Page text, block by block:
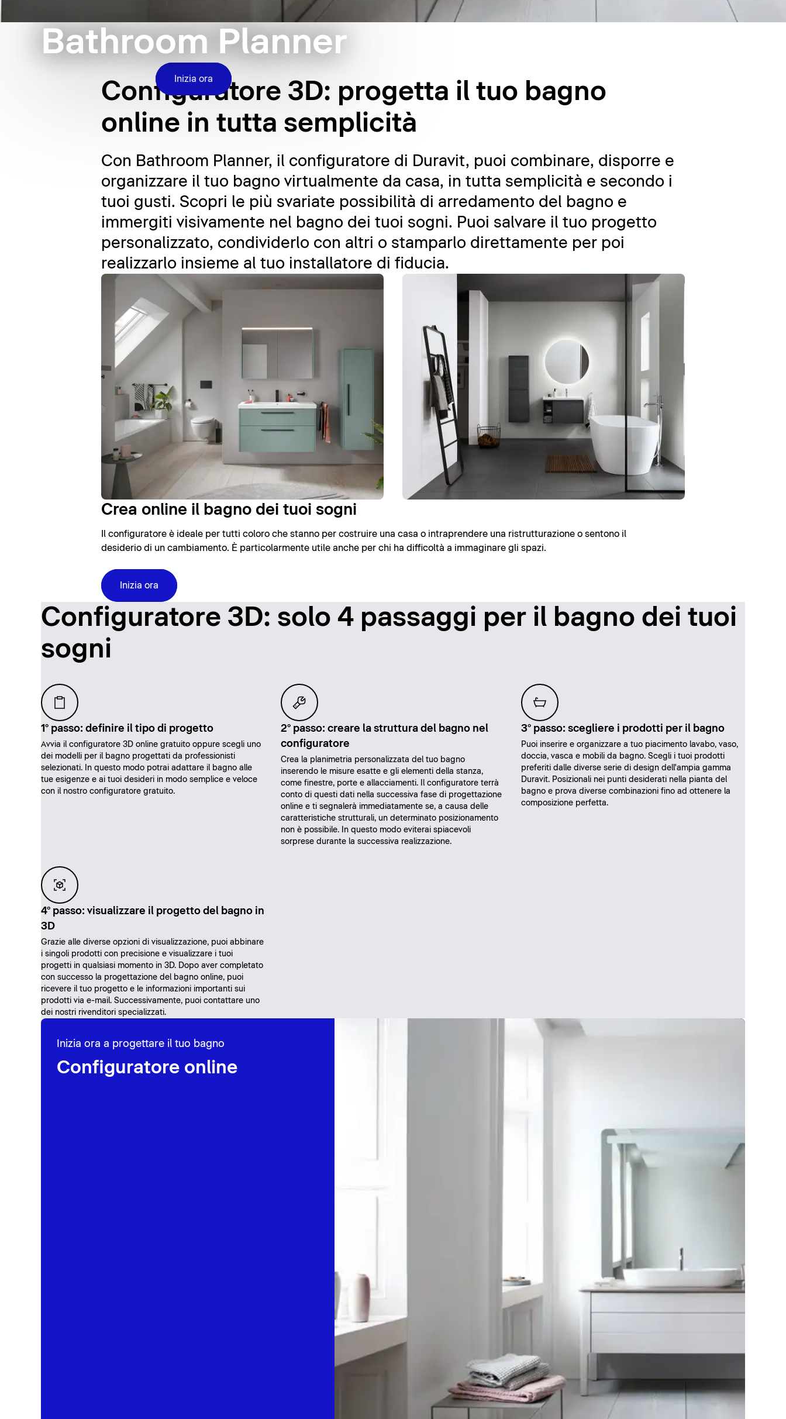
Bathroom Planner
Inizia ora
Configuratore 3D: progetta il tuo bagno
online in tutta semplicità
Con Bathroom Planner, il configuratore di Duravit, puoi combinare, disporre e
organizzare il tuo bagno virtualmente da casa, in tutta semplicità e secondo i
tuoi gusti. Scopri le più svariate possibilità di arredamento del bagno e
immergiti visivamente nel bagno dei tuoi sogni. Puoi salvare il tuo progetto
personalizzato, condividerlo con altri o stamparlo direttamente per poi
realizzarlo insieme al tuo installatore di fiducia.
Crea online il bagno dei tuoi sogni
Il configuratore è ideale per tutti coloro che stanno per costruire una casa o intraprendere una ristrutturazione o sentono il
desiderio di un cambiamento. È particolarmente utile anche per chi ha difficoltà a immaginare gli spazi.
Inizia ora
Configuratore 3D: solo 4 passaggi per il bagno dei tuoi
sogni
1° passo: definire il tipo di progetto
Avvia il configuratore 3D online gratuito oppure scegli uno
dei modelli per il bagno progettati da professionisti
selezionati. In questo modo potrai adattare il bagno alle
tue esigenze e ai tuoi desideri in modo semplice e veloce
con il nostro configuratore gratuito.
2° passo: creare la struttura del bagno nel
configuratore
Crea la planimetria personalizzata del tuo bagno
inserendo le misure esatte e gli elementi della stanza,
come finestre, porte e allacciamenti. Il configuratore terrà
conto di questi dati nella successiva fase di progettazione
online e ti segnalerà immediatamente se, a causa delle
caratteristiche strutturali, un determinato posizionamento
non è possibile. In questo modo eviterai spiacevoli
sorprese durante la successiva realizzazione.
3° passo: scegliere i prodotti per il bagno
Puoi inserire e organizzare a tuo piacimento lavabo, vaso,
doccia, vasca e mobili da bagno. Scegli i tuoi prodotti
preferiti dalle diverse serie di design dell'ampia gamma
Duravit. Posizionali nei punti desiderati nella pianta del
bagno e prova diverse combinazioni fino ad ottenere la
composizione perfetta.
4° passo: visualizzare il progetto del bagno in
3D
Grazie alle diverse opzioni di visualizzazione, puoi abbinare
i singoli prodotti con precisione e visualizzare i tuoi
progetti in qualsiasi momento in 3D. Dopo aver completato
con successo la progettazione del bagno online, puoi
ricevere il tuo progetto e le informazioni importanti sui
prodotti via e-mail. Successivamente, puoi contattare uno
dei nostri rivenditori specializzati.
Inizia ora a progettare il tuo bagno
Configuratore online